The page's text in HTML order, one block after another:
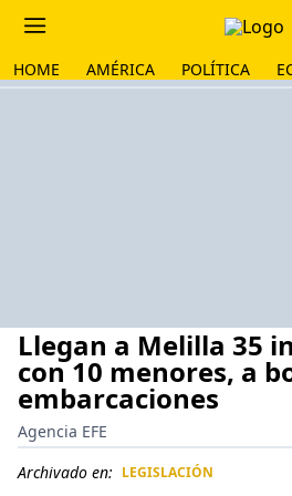
HOME AMÉRICA POLÍTICA
Llegan a Melilla 35
con 10 menores, a
embarcaciones
Agencia EFE
Archivado en: LEGISLACIÓN